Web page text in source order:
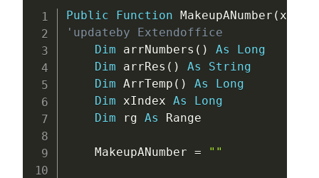
Public Function MakeupANumber (
'updateby Extendoffice
Dim arrNumbers ( ) As
Long
Dim arrRes ( ) As
String
Dim ArrTemp ( ) As
Long
Dim xIndex As
Long
Dim rg As Range
    MakeupANumber
= ""
Copy